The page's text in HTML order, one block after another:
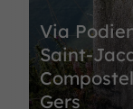
Via
Saint-
Gers